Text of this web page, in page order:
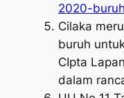
2020-
Cilaka
buruh
CIpta
dalam